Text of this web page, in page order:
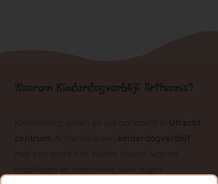
Waarom Kinderdagverblijf Arthemis?
Kleinschalig, groen en vol aandacht in Utrecht
centrum. Arthemis is een kinderdagverblijf
met een grote tuin, buiten slapen, warme
maaltijden en met ruimte voor eigen